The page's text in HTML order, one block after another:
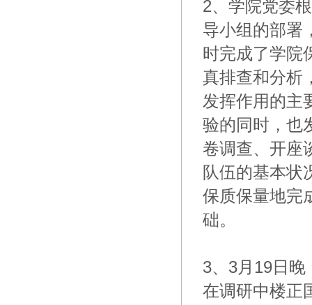
2、学院党委
导小组的部署
时完成了学院
真排查和分析
发挥作用的主
验的同时，也
卷调查、开座
队伍的基本状
保质保量地完
础。
3、3月19日
在调研中楼正